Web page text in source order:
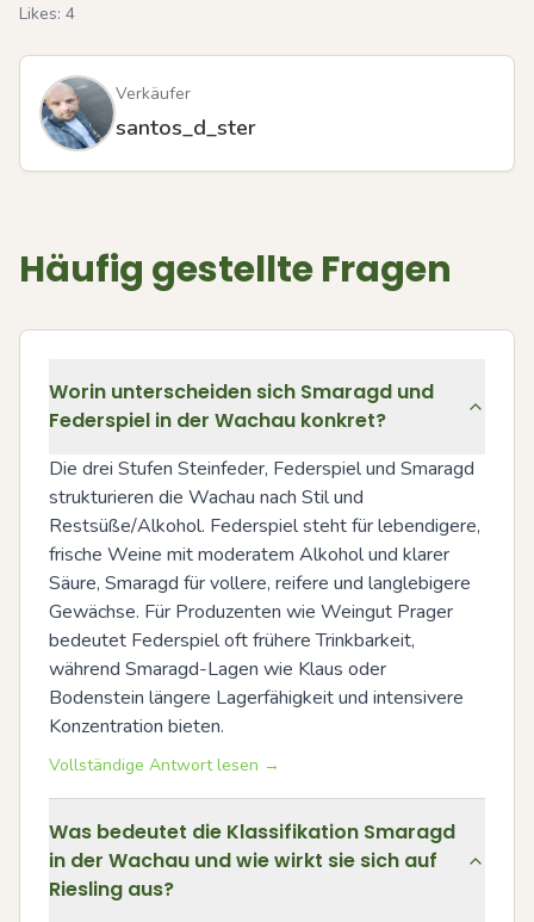
Likes: 4
Verkäufer
santos_d_ster
Häufig gestellte Fragen
Worin unterscheiden sich Smaragd und
Federspiel in der Wachau konkret?
Die drei Stufen Steinfeder, Federspiel und Smaragd
strukturieren die Wachau nach Stil und
Restsüße/Alkohol. Federspiel steht für lebendigere,
frische Weine mit moderatem Alkohol und klarer
Säure, Smaragd für vollere, reifere und langlebigere
Gewächse. Für Produzenten wie Weingut Prager
bedeutet Federspiel oft frühere Trinkbarkeit,
während Smaragd-Lagen wie Klaus oder
Bodenstein längere Lagerfähigkeit und intensivere
Konzentration bieten.
Vollständige Antwort lesen →
Was bedeutet die Klassifikation Smaragd
in der Wachau und wie wirkt sie sich auf
Riesling aus?